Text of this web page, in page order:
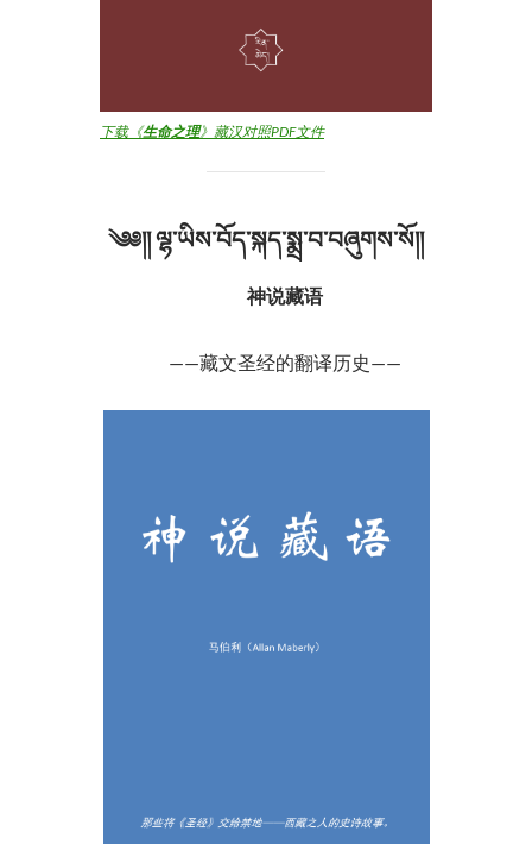
下载《生命之理》藏汉对照PDF文件
༄༅།།ལྷ་ཡིས་བོད་སྐད་སྨྲ་བ་བཞུགས་སོ།།
神说藏语
——藏文圣经的翻译历史——